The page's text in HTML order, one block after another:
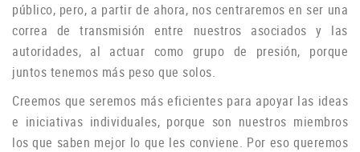
público, pero, a partir de ahora, nos centraremos en ser una
correa de transmisión entre nuestros asociados y las
autoridades, al actuar como grupo de presión, porque
juntos tenemos más peso que solos.
Creemos que seremos más eficientes para apoyar las ideas
e iniciativas individuales, porque son nuestros miembros
los que saben mejor lo que les conviene. Por eso queremos